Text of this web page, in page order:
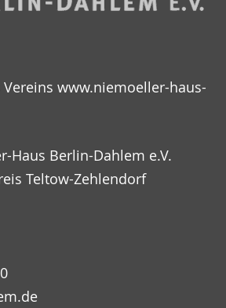
www.niemoeller-haus-
Haus Berlin-Dahlem e.V.
Teltow-Zehlendorf